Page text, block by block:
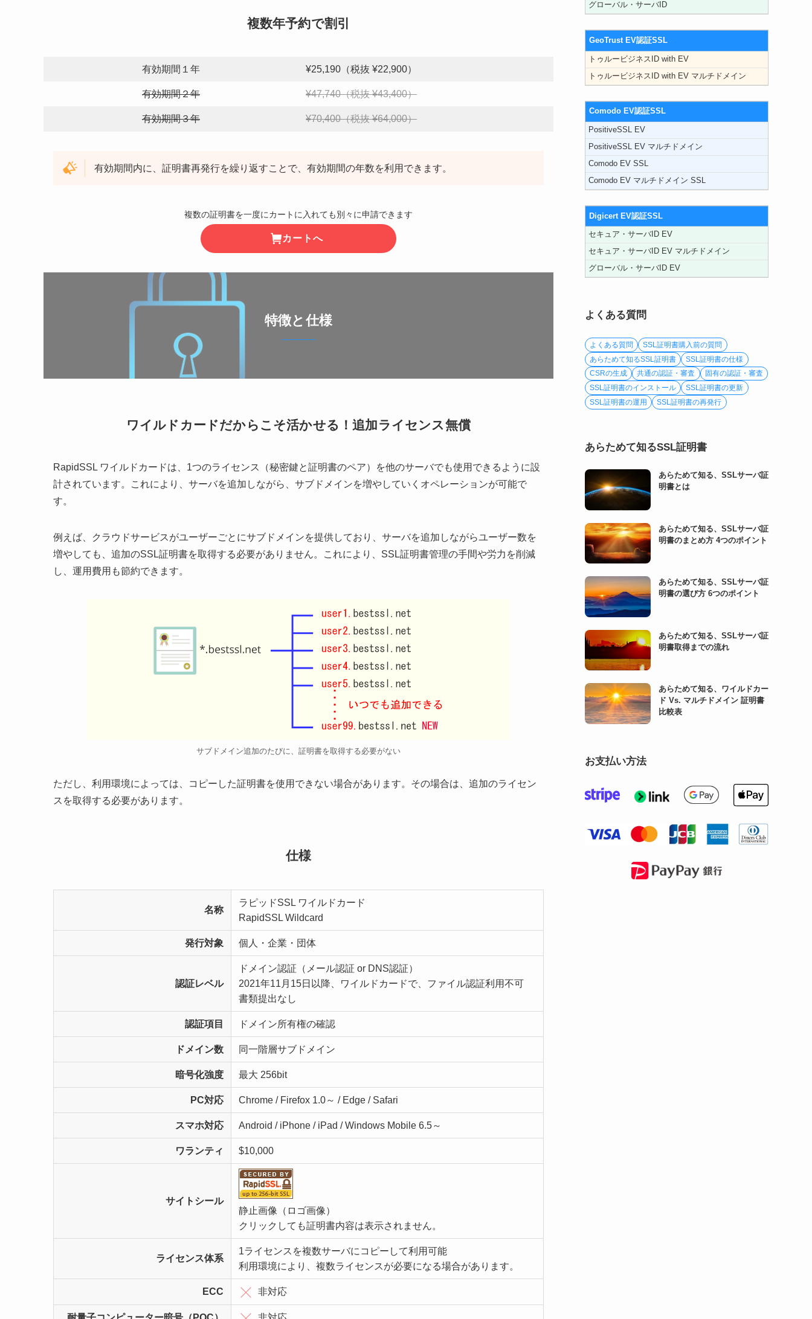
複数年予約で割引
有効期間１年 ¥25,190（税抜 ¥22,900）
有効期間２年 ¥47,740（税抜 ¥43,400）
有効期間３年 ¥70,400（税抜 ¥64,000）
有効期間内に、証明書再発行を繰り返すことで、有効期間の年数を利用できます。
複数の証明書を一度にカートに入れても別々に申請できます
カートへ
特徴と仕様
ワイルドカードだからこそ活かせる！追加ライセンス無償
RapidSSL ワイルドカードは、1つのライセンス（秘密鍵と証明書のペア）を他のサーバでも使用できるように設
計されています。これにより、サーバを追加しながら、サブドメインを増やしていくオペレーションが可能で
す。
例えば、クラウドサービスがユーザーごとにサブドメインを提供しており、サーバを追加しながらユーザー数を
増やしても、追加のSSL証明書を取得する必要がありません。これにより、SSL証明書管理の手間や労力を削減
し、運用費用も節約できます。
サブドメイン追加のたびに、証明書を取得する必要がない
ただし、利用環境によっては、コピーした証明書を使用できない場合があります。その場合は、追加のライセン
スを取得する必要があります。
仕様
名称
ラピッドSSL ワイルドカード
RapidSSL Wildcard
発行対象 個人・企業・団体
認証レベル
ドメイン認証（メール認証 or DNS認証）
2021年11月15日以降、ワイルドカードで、ファイル認証利用不可
書類提出なし
認証項目 ドメイン所有権の確認
ドメイン数 同一階層サブドメイン
暗号化強度 最大 256bit
PC対応 Chrome / Firefox 1.0～ / Edge / Safari
スマホ対応 Android / iPhone / iPad / Windows Mobile 6.5～
ワランティ $10,000
サイトシール
静止画像（ロゴ画像）
クリックしても証明書内容は表示されません。
ライセンス体系
1ライセンスを複数サーバにコピーして利用可能
利用環境により、複数ライセンスが必要になる場合があります。
ECC 非対応
グローバル・サーバID
GeoTrust EV認証SSL
トゥルービジネスID with EV
トゥルービジネスID with EV マルチドメイン
Comodo EV認証SSL
PositiveSSL EV
PositiveSSL EV マルチドメイン
Comodo EV SSL
Comodo EV マルチドメイン SSL
Digicert EV認証SSL
セキュア・サーバID EV
セキュア・サーバID EV マルチドメイン
グローバル・サーバID EV
よくある質問
よくある質問
SSL証明書購入前の質問
あらためて知るSSL証明書
SSL証明書の仕様
CSRの生成
共通の認証・審査
固有の認証・審査
SSL証明書のインストール
SSL証明書の更新
SSL証明書の運用
SSL証明書の再発行
あらためて知るSSL証明書
あらためて知る、SSLサーバ証
明書とは
あらためて知る、SSLサーバ証
明書のまとめ方 4つのポイント
あらためて知る、SSLサーバ証
明書の選び方 6つのポイント
あらためて知る、SSLサーバ証
明書取得までの流れ
あらためて知る、ワイルドカー
ド Vs. マルチドメイン 証明書
比較表
お支払い方法